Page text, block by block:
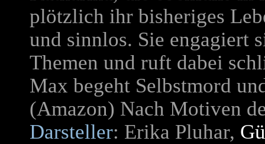
plötzlich ihr bisheriges
und sinnlos. Sie engagiert
Themen und ruft dabei
Max begeht Selbstmord
(Amazon) Nach Motiven
Darsteller: Erika Pluhar,